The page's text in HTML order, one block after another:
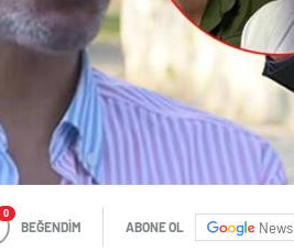
0
BEĞENDİM ABONE OL News